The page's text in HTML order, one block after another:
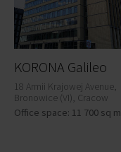
KORONA Galileo
18 Armii Krajowej Avenue,
Bronowice (VI), Cracow
Office space: 11 700 sq m